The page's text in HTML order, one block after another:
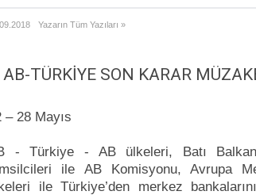
Yazarın Tüm Yazıları »
AB-TÜRKİYE SON KARAR
– 28 Mayıs
- Türkiye - AB ülkeleri, Batı
ile AB Komisyonu, Avrupa
ile Türkiye’den merkez